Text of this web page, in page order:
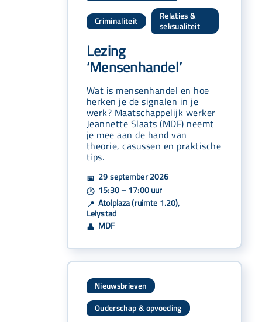
Criminaliteit
Relaties &
seksualiteit
Lezing
‘Mensenhandel’
Wat is mensenhandel en hoe
herken je de signalen in je
werk? Maatschappelijk werker
Jeannette Slaats (MDF) neemt
je mee aan de hand van
theorie, casussen en praktische
tips.
📅 29 september 2026
🕐 15:30 – 17:00 uur
📍 Atolplaza (ruimte 1.20),
Lelystad
👤 MDF
Nieuwsbrieven
Ouderschap & opvoeding